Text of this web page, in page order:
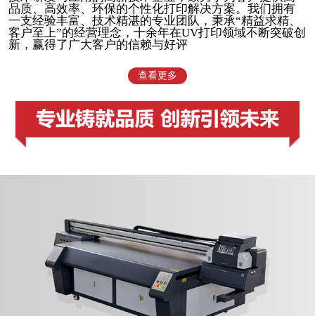
品质、高效率、环保的个性化打印解决方案。我们拥有
一支经验丰富、技术精湛的专业团队，秉承“精益求精、
客户至上”的经营理念，十余年在UV打印领域不断突破创
新，赢得了广大客户的信赖与好评
查看更多